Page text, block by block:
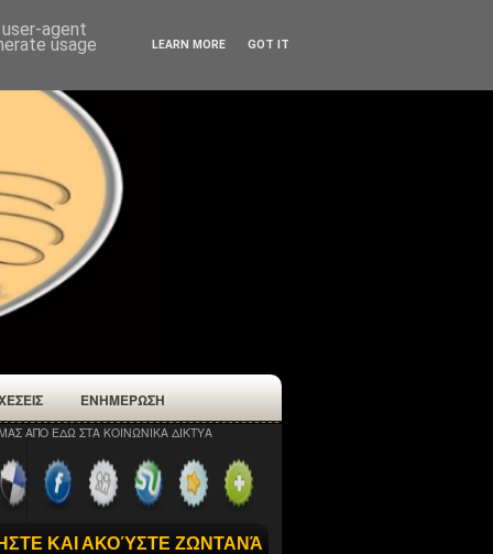
ΕΝΗΜΕΡΩΣΗ
ΑΠΟ ΕΔΩ ΣΤΑ ΚΟΙΝΩΝΙΚΑ ΔΙΚΤΥΑ
ΚΑΙ ΑΚΟΎΣΤΕ ΖΩΝΤΑΝΆ
agent
usage LEARN MORE GOT IT